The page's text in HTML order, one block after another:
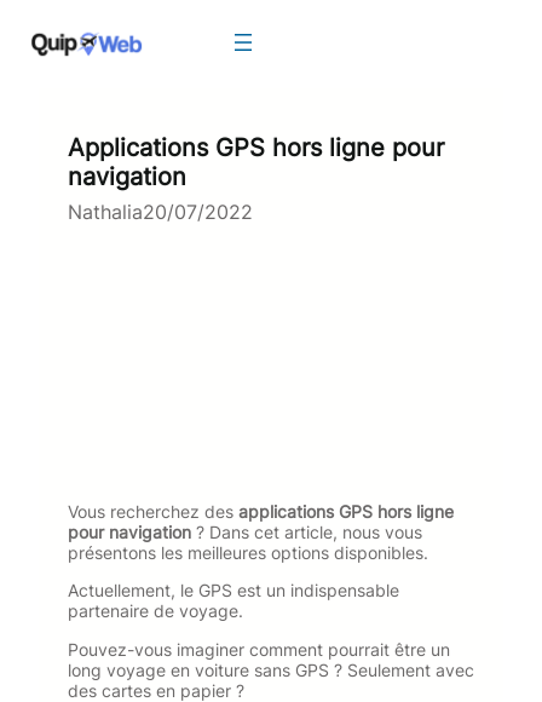
Applications GPS hors ligne pour
navigation
Nathalia20/07/2022
Vous recherchez des applications GPS hors ligne
pour navigation ? Dans cet article, nous vous
présentons les meilleures options disponibles.
Actuellement, le GPS est un indispensable
partenaire de voyage.
Pouvez-vous imaginer comment pourrait être un
long voyage en voiture sans GPS ? Seulement avec
des cartes en papier ?